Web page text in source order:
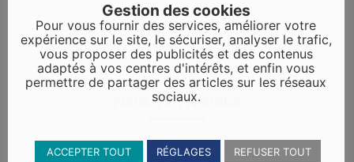
PARTAGEZ CET ÉVÉNEMENT
Gestion des cookies
Pour vous fournir des services, améliorer votre
expérience sur le site, le sécuriser, analyser le trafic,
vous proposer des publicités et des contenus
adaptés à vos centres d'intérêts, et enfin vous
permettre de partager des articles sur les réseaux
sociaux.
ACCEPTER TOUT RÉGLAGES REFUSER TOUT